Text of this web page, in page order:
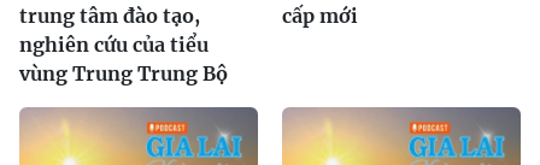
trung tâm đào tạo,
nghiên cứu của tiểu
vùng Trung Trung Bộ
cấp mới